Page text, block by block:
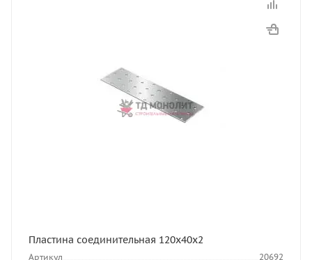
Пластина соединительная 120х40х2
Артикул
20692